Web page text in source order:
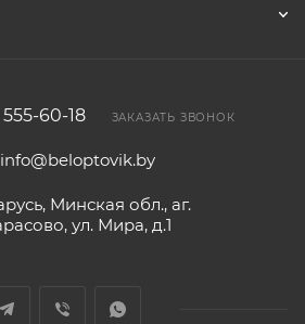
60-18 ЗАКАЗАТЬ ЗВОНОК
info@beloptovik.by
Минская обл., аг.
ул. Мира, д.1